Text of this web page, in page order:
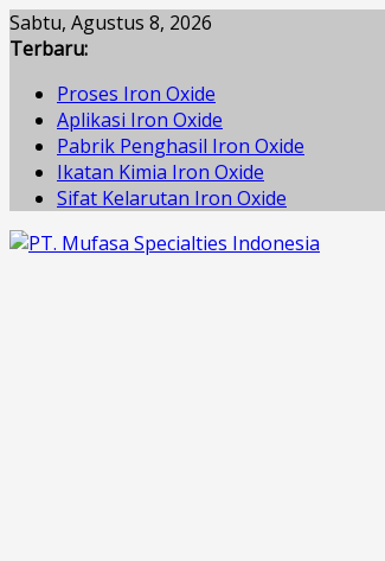
Skip
to
Sabtu, Agustus 8, 2026
Terbaru:
Proses Iron Oxide
Aplikasi Iron Oxide
Pabrik Penghasil Iron Oxide
Ikatan Kimia Iron Oxide
Sifat Kelarutan Iron Oxide